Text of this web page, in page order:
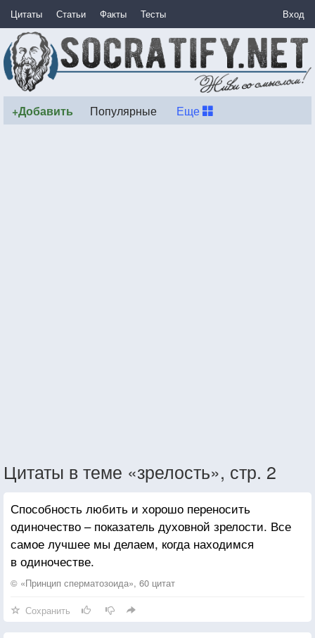
Цитаты Статьи Факты Тесты Вход
+Добавить Популярные Еще
Цитаты в теме «зрелость», стр. 2
Способность любить и хорошо переносить
одиночество – показатель духовной зрелости. Все
самое лучшее мы делаем, когда находимся
в одиночестве.
© «Принцип сперматозоида», 60 цитат
Сохранить